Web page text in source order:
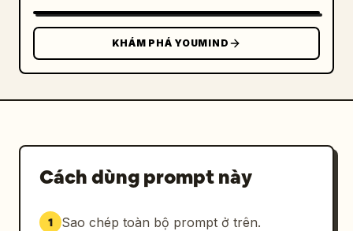
KHÁM PHÁ YOUMIND
Cách dùng prompt này
1 Sao chép toàn bộ prompt ở trên.